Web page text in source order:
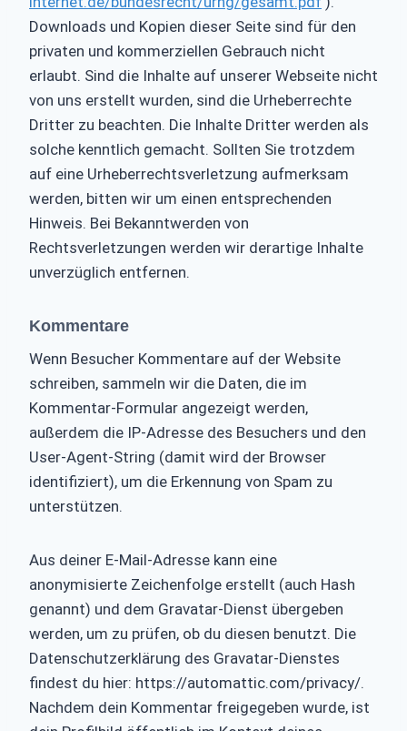
Downloads und Kopien dieser Seite sind für den
privaten und kommerziellen Gebrauch nicht
erlaubt. Sind die Inhalte auf unserer Webseite nicht
von uns erstellt wurden, sind die Urheberrechte
Dritter zu beachten. Die Inhalte Dritter werden als
solche kenntlich gemacht. Sollten Sie trotzdem
auf eine Urheberrechtsverletzung aufmerksam
werden, bitten wir um einen entsprechenden
Hinweis. Bei Bekanntwerden von
Rechtsverletzungen werden wir derartige Inhalte
unverzüglich entfernen.
Kommentare
Wenn Besucher Kommentare auf der Website
schreiben, sammeln wir die Daten, die im
Kommentar-Formular angezeigt werden,
außerdem die IP-Adresse des Besuchers und den
User-Agent-String (damit wird der Browser
identifiziert), um die Erkennung von Spam zu
unterstützen.
Aus deiner E-Mail-Adresse kann eine
anonymisierte Zeichenfolge erstellt (auch Hash
genannt) und dem Gravatar-Dienst übergeben
werden, um zu prüfen, ob du diesen benutzt. Die
Datenschutzerklärung des Gravatar-Dienstes
findest du hier: https://automattic.com/privacy/.
Nachdem dein Kommentar freigegeben wurde, ist